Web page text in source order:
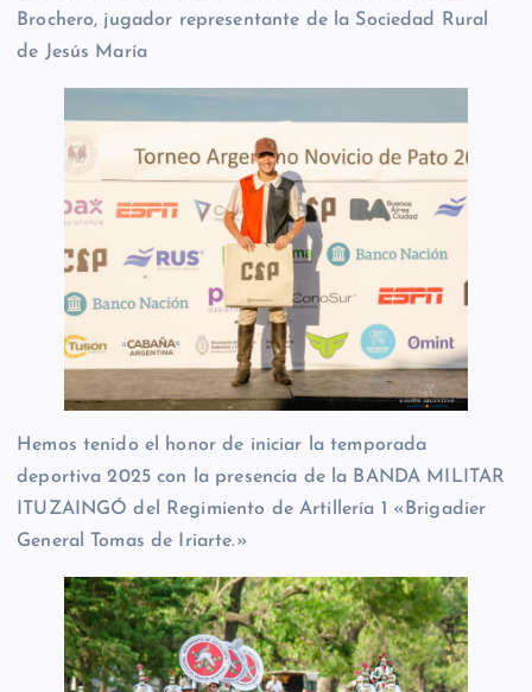
Brochero, jugador representante de la Sociedad Rural
de Jesús María
Hemos tenido el honor de iniciar la temporada
deportiva 2025 con la presencia de la BANDA MILITAR
ITUZAINGÓ del Regimiento de Artillería 1 «Brigadier
General Tomas de Iriarte.»